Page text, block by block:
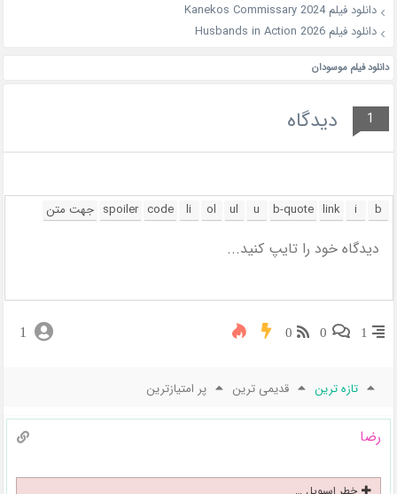
دانلود فیلم Kanekos Commissary 2024
دانلود فیلم Husbands in Action 2026
دانلود فیلم موسودان
1 دیدگاه
1
0
0
1
تازه ترین قدیمی ترین پر امتیازترین
رضا